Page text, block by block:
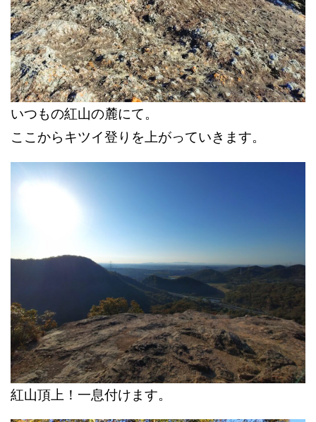
いつもの紅山の麓にて。
ここからキツイ登りを上がっていきます。
紅山頂上！一息付けます。